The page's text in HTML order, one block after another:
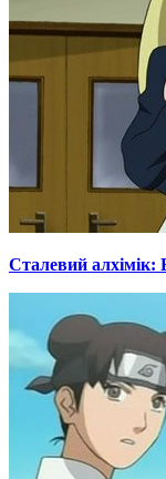
Сталевий алхімік: